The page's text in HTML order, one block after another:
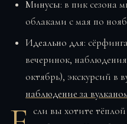
Минусы: в пик сезона
облаками с мая по
Идеально для:
вечеринок,
октябрь), экскурсий в
наблюдение за
сли вы хотите